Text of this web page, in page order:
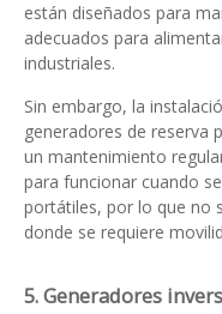
están diseñados para
adecuados para
industriales.
Sin embargo, la
generadores de reserva
un mantenimiento
para funcionar cuando
portátiles, por lo que no
donde se requiere
5. Generadores